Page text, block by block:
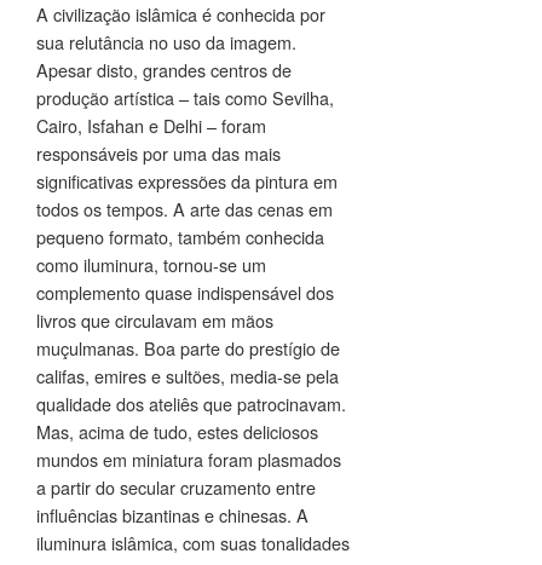
A civilização islâmica é conhecida por
sua relutância no uso da imagem.
Apesar disto, grandes centros de
produção artística – tais como Sevilha,
Cairo, Isfahan e Delhi – foram
responsáveis por uma das mais
significativas expressões da pintura em
todos os tempos. A arte das cenas em
pequeno formato, também conhecida
como iluminura, tornou-se um
complemento quase indispensável dos
livros que circulavam em mãos
muçulmanas. Boa parte do prestígio de
califas, emires e sultões, media-se pela
qualidade dos ateliês que patrocinavam.
Mas, acima de tudo, estes deliciosos
mundos em miniatura foram plasmados
a partir do secular cruzamento entre
influências bizantinas e chinesas. A
iluminura islâmica, com suas tonalidades